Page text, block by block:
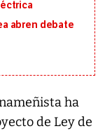
abren debate
ha
de Ley de